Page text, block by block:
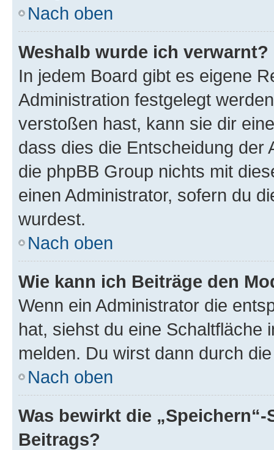
Nach oben
Weshalb wurde ich verwarnt?
In jedem Board gibt es eigene
Administration festgelegt
verstoßen hast, kann sie dir
dass dies die Entscheidung der
die phpBB Group nichts mit
einen Administrator, sofern du
wurdest.
Nach oben
Wie kann ich Beiträge den
Wenn ein Administrator die
hat, siehst du eine Schaltfläche
melden. Du wirst dann durch
Nach oben
Was bewirkt die
Beitrags?